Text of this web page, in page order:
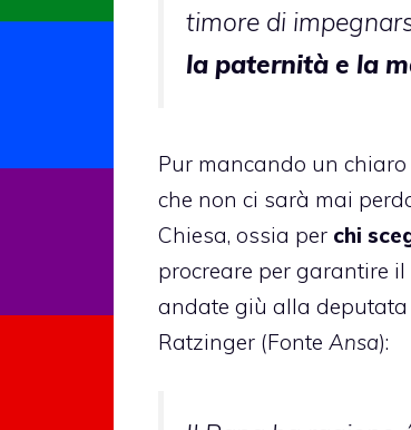
timore di
la paternità e la
Pur mancando un
che non ci sarà mai
Chiesa, ossia per chi
procreare per garantire
andate giù alla deputata
Ratzinger (Fonte Ansa):